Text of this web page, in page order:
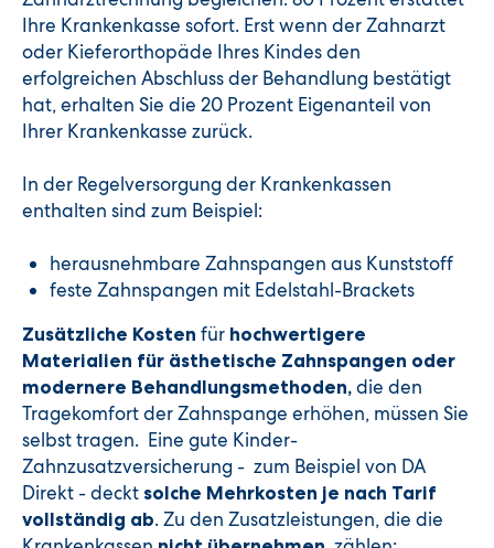
Ihre Krankenkasse sofort. Erst wenn der Zahnarzt
oder Kieferorthopäde Ihres Kindes den
erfolgreichen Abschluss der Behandlung bestätigt
hat, erhalten Sie die 20 Prozent Eigenanteil von
Ihrer Krankenkasse zurück.
In der Regelversorgung der Krankenkassen
enthalten sind zum Beispiel:
herausnehmbare Zahnspangen aus Kunststoff
feste Zahnspangen mit Edelstahl-Brackets
Zusätzliche Kosten für hochwertigere
Materialien für ästhetische Zahnspangen oder
modernere Behandlungsmethoden, die den
Tragekomfort der Zahnspange erhöhen, müssen Sie
selbst tragen. Eine gute Kinder-
Zahnzusatzversicherung - zum Beispiel von DA
Direkt - deckt solche Mehrkosten je nach Tarif
vollständig ab. Zu den Zusatzleistungen, die die